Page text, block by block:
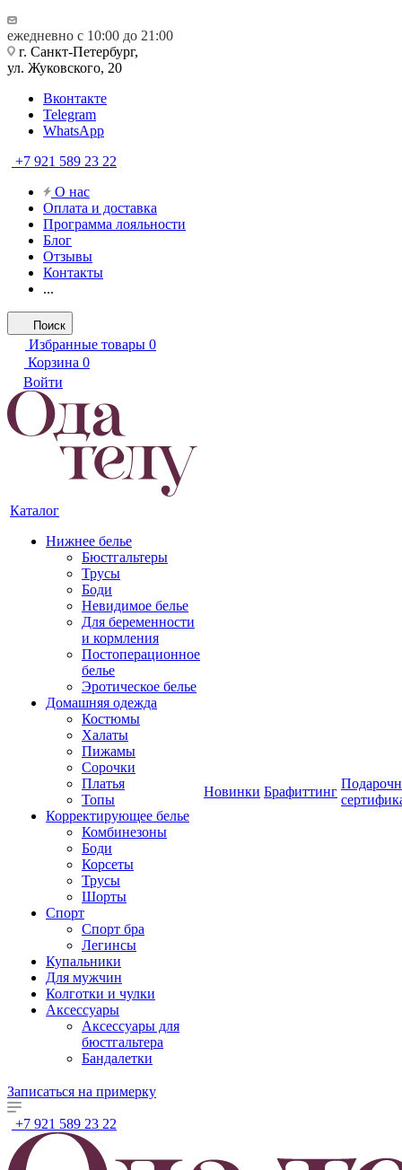
ежедневно с 10:00 до 21:00
г. Санкт-Петербург,
ул. Жуковского, 20
Вконтакте
Telegram
WhatsApp
+7 921 589 23 22
О нас
Оплата и доставка
Программа лояльности
Блог
Отзывы
Контакты
...
Поиск
Избранные товары 0
Корзина 0
Войти
Каталог
Нижнее белье
Бюстгальтеры
Трусы
Боди
Невидимое белье
Для беременности
и кормления
Постоперационное
белье
Эротическое белье
Домашняя одежда
Костюмы
Халаты
Пижамы
Сорочки
Платья
Топы
Корректирующее белье
Комбинезоны
Боди
Корсеты
Трусы
Шорты
Спорт
Спорт бра
Легинсы
Купальники
Для мужчин
Колготки и чулки
Аксессуары
Аксессуары для
бюстгальтера
Бандалетки
Новинки Брафиттинг
Записаться на примерку
+7 921 589 23 22